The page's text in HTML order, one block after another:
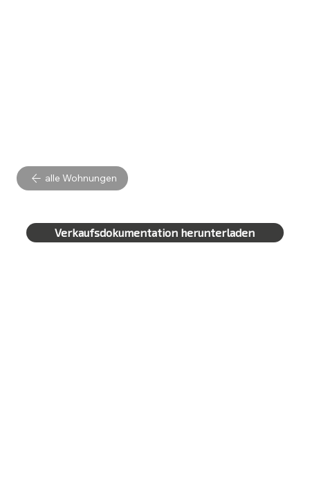
alle Wohnungen
Verkaufsdokumentation herunterladen